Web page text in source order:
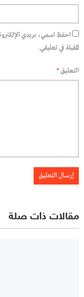
احفظ اسمي، بريدي
المقبلة في تعليقي.
التعليق*
مقالات ذات صلة